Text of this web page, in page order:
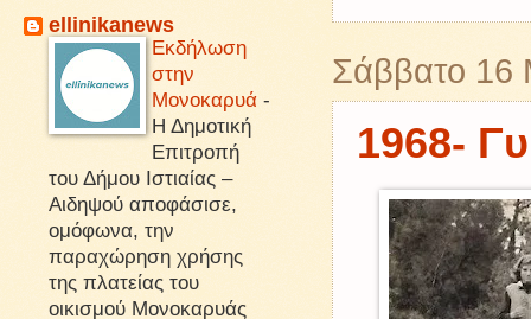
Σάββατο 16
1968-
ellinikanews
Εκδήλωση
στην
Μονοκαρυά -
Η Δημοτική
Επιτροπή
του Δήμου Ιστιαίας –
Αιδηψού αποφάσισε,
ομόφωνα, την
παραχώρηση χρήσης
της πλατείας του
οικισμού Μονοκαρυάς